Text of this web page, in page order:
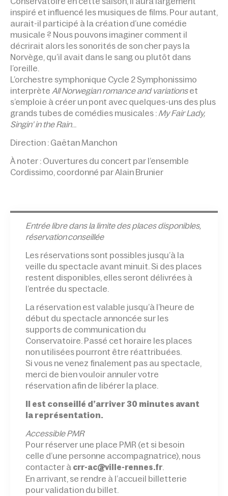
inspiré et influencé les musiques de films. Pour autant,
aurait-il participé à la création d’une comédie
musicale ? Nous pouvons imaginer comment il
décrirait alors les sonorités de son cher pays la
Norvège, qu’il avait dans le sang ou plutôt dans
l’oreille.
L’orchestre symphonique Cycle 2 Symphonissimo
interprète All Norwegian romance and variationset
s’emploie à créer un pont avec quelques-uns des plus
grands tubes de comédies musicales : My Fair Lady,
Singin’ in the Rain…
Direction : Gaëtan Manchon
À noter : Ouvertures du concert par l’ensemble
Cordissimo, coordonné par Alain Brunier
Entrée libre dans la limite des places disponibles,
réservation conseillée
Les réservations sont possibles jusqu’à la
veille du spectacle avant minuit. Si des places
restent disponibles, elles seront délivrées à
l’entrée du spectacle.
La réservation est valable jusqu’à l’heure de
début du spectacle annoncée sur les
supports de communication du
Conservatoire. Passé cet horaire les places
non utilisées pourront être réattribuées.
Si vous ne venez finalement pas au spectacle,
merci de bien vouloir annuler votre
réservation afin de libérer la place.
Il est conseillé d’arriver 30 minutes avant
la représentation.
Accessible PMR
Pour réserver une place PMR (et si besoin
celle d’une personne accompagnatrice), nous
contacter à crr-ac@ville-rennes.fr
En arrivant, se rendre à l’accueil billetterie
pour validation du billet.